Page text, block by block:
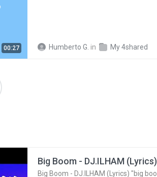
00:27 Humberto G. in My 4shared